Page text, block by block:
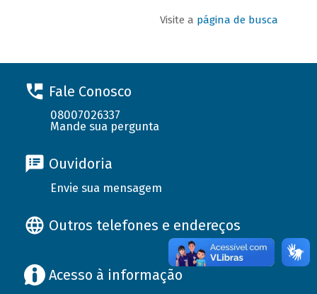
Visite a página de busca
Fale Conosco
08007026337
Mande sua pergunta
Ouvidoria
Envie sua mensagem
Outros telefones e endereços
Acesso à informação